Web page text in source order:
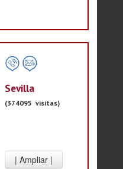
Sevilla
(374095 visitas)